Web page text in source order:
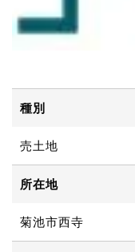
種別
売土地
所在地
菊池市西寺